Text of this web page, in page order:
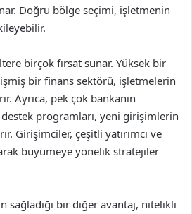
Doğru bölge seçimi, işletmenin
birçok fırsat sunar. Yüksek bir
bir finans sektörü, işletmelerin
Ayrıca, pek çok bankanın
programları, yeni girişimlerin
Girişimciler, çeşitli yatırımcı ve
büyümeye yönelik stratejiler
sağladığı bir diğer avantaj, nitelikli